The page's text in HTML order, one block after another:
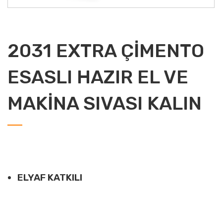
2031 EXTRA ÇİMENTO
ESASLI HAZIR EL VE
MAKİNA SIVASI KALIN
ELYAF KATKILI